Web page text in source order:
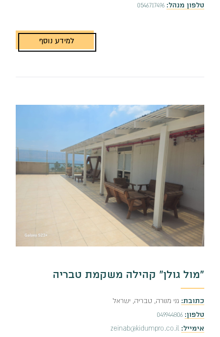
טלפון מנהל: 0546717496
למידע נוסף
"מול גולן" קהילה משקמת טבריה
כתובת: גני מנורה, טבריה, ישראל
טלפון: 049944806
אימייל: zeinab@kidumpro.co.il